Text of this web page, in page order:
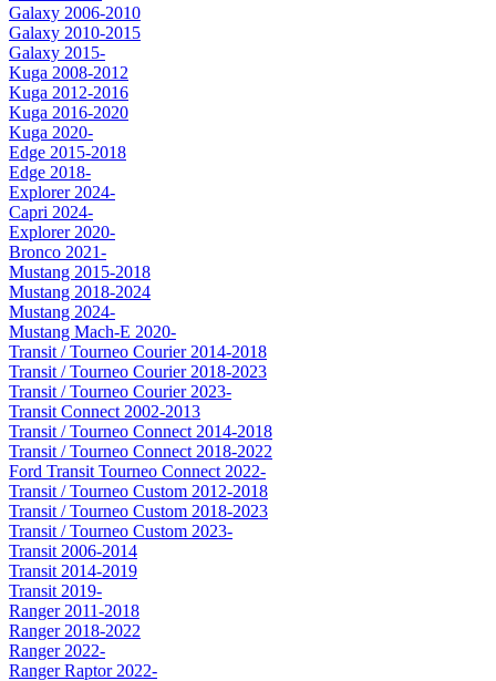
Galaxy 2006-2010
Galaxy 2010-2015
Galaxy 2015-
Kuga 2008-2012
Kuga 2012-2016
Kuga 2016-2020
Kuga 2020-
Edge 2015-2018
Edge 2018-
Explorer 2024-
Capri 2024-
Explorer 2020-
Bronco 2021-
Mustang 2015-2018
Mustang 2018-2024
Mustang 2024-
Mustang Mach-E 2020-
Transit / Tourneo Courier 2014-2018
Transit / Tourneo Courier 2018-2023
Transit / Tourneo Courier 2023-
Transit Connect 2002-2013
Transit / Tourneo Connect 2014-2018
Transit / Tourneo Connect 2018-2022
Ford Transit Tourneo Connect 2022-
Transit / Tourneo Custom 2012-2018
Transit / Tourneo Custom 2018-2023
Transit / Tourneo Custom 2023-
Transit 2006-2014
Transit 2014-2019
Transit 2019-
Ranger 2011-2018
Ranger 2018-2022
Ranger 2022-
Ranger Raptor 2022-